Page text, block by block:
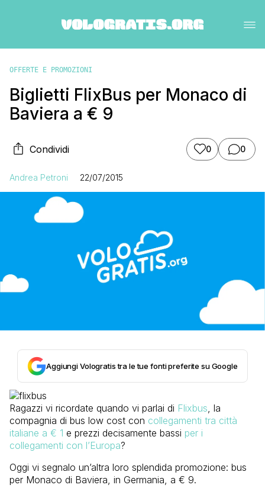
OFFERTE E PROMOZIONI
Biglietti FlixBus per Monaco di
Baviera a € 9
Condividi 0 0
Andrea Petroni 22/07/2015
Aggiungi Vologratis tra le tue fonti preferite su Google
Ragazzi vi ricordate quando vi parlai di Flixbus, la
compagnia di bus low cost con collegamenti tra città
italiane a € 1 e prezzi decisamente bassi per i
collegamenti con l’Europa?
Oggi vi segnalo un’altra loro splendida promozione: bus
per Monaco di Baviera, in Germania, a € 9.